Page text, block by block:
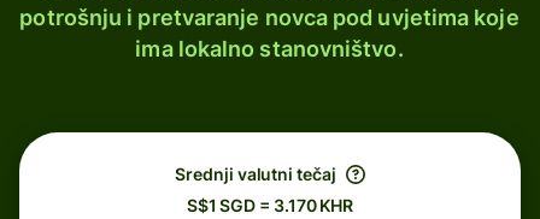
potrošnju i pretvaranje novca pod uvjetima koje
ima lokalno stanovništvo.
Srednji valutni tečaj
S$1 SGD = 3.170 KHR